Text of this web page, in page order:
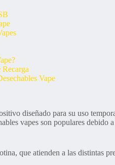
Vape
diseñado para su uso
vapes son populares
que atienden a las distintas